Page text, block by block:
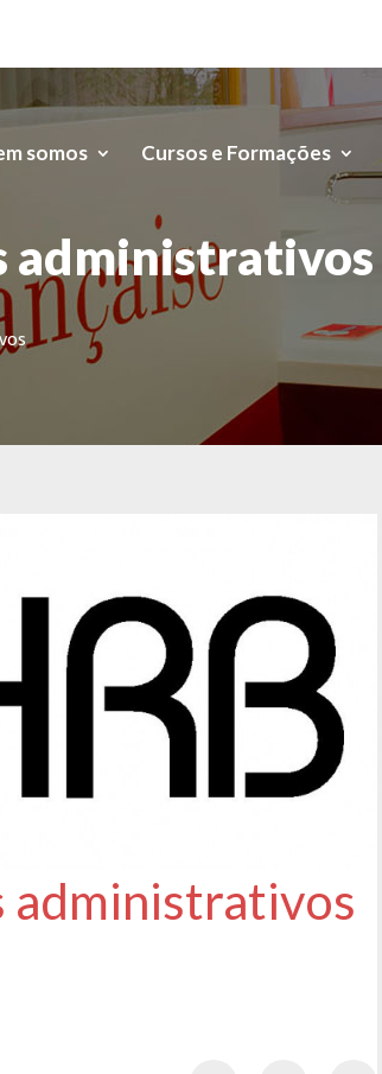
somos Cursos e Formações
administrativos
administrativos